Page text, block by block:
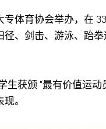
专体育协会举办，在
径、剑击、游泳、跆
生获颁 “最有价值运
。